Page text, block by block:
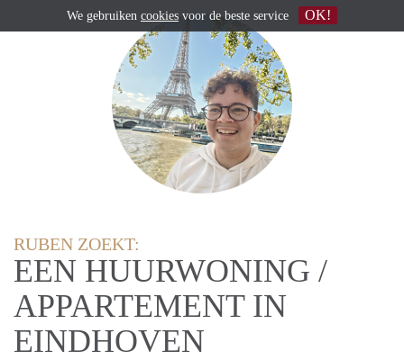
RUBEN ZOEKT:
EEN HUURWONING /
APPARTEMENT IN
EINDHOVEN
We gebruiken cookies voor de beste service OK!